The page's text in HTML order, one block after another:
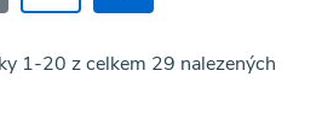
1-20 z celkem 29 nalezených